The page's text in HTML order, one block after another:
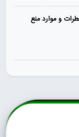
و موارد منع